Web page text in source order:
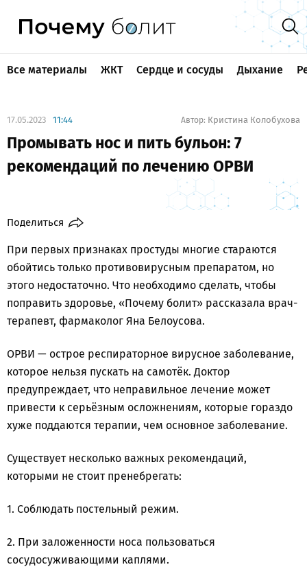
Все материалы ЖКТ Сердце и сосуды Дыхание
17.05.2023 11:44 Автор: Кристина Колобухова
Промывать нос и пить бульон: 7
рекомендаций по лечению ОРВИ
Поделиться
При первых признаках простуды многие стараются
обойтись только противовирусным препаратом, но
этого недостаточно. Что необходимо сделать, чтобы
поправить здоровье, «Почему болит» рассказала врач-
терапевт, фармаколог Яна Белоусова.
ОРВИ — острое респираторное вирусное заболевание,
которое нельзя пускать на самотёк. Доктор
предупреждает, что неправильное лечение может
привести к серьёзным осложнениям, которые гораздо
хуже поддаются терапии, чем основное заболевание.
Существует несколько важных рекомендаций,
которыми не стоит пренебрегать:
1. Соблюдать постельный режим.
2. При заложенности носа пользоваться
сосудосуживающими каплями.